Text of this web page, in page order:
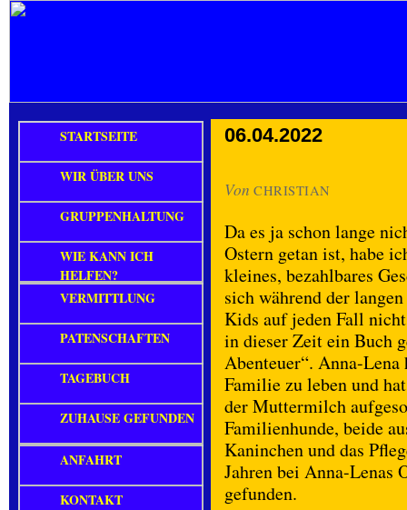
06.04.2022
Von CHRISTIAN
Da es ja schon lange
Ostern getan ist, habe
kleines, bezahlbares
sich während der
Kids auf jeden Fall
in dieser Zeit ein Buch
Abenteuer“. Anna-
Familie zu leben und
der Muttermilch
Familienhunde, beide
Kaninchen und das
Jahren bei Anna-Lenas
gefunden.
STARTSEITE
WIR ÜBER UNS
GRUPPENHALTUNG
WIE KANN ICH
HELFEN?
VERMITTLUNG
PATENSCHAFTEN
TAGEBUCH
ZUHAUSE GEFUNDEN
ANFAHRT
KONTAKT